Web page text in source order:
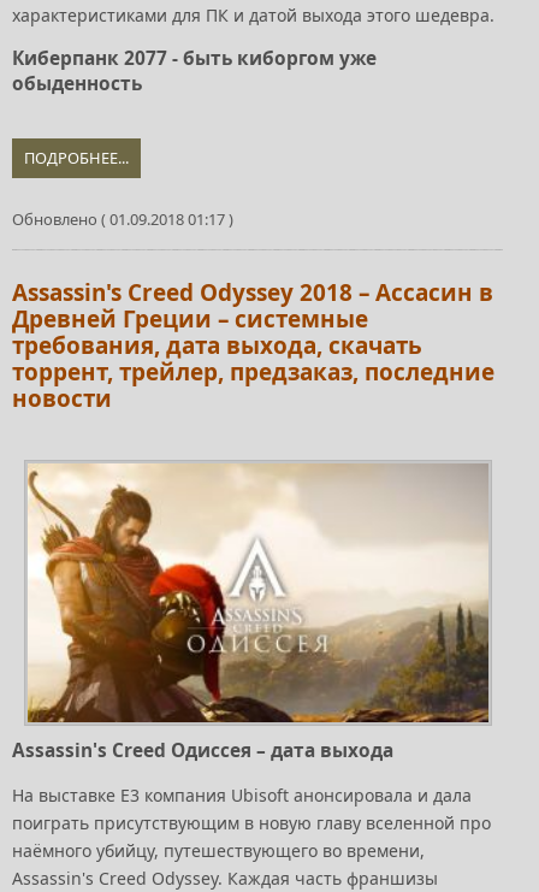
характеристиками для ПК и датой выхода этого шедевра.
Киберпанк 2077 - быть киборгом уже
обыденность
ПОДРОБНЕЕ...
Обновлено ( 01.09.2018 01:17 )
Assassin's Creed Odyssey 2018 – Ассасин в
Древней Греции – системные
требования, дата выхода, скачать
торрент, трейлер, предзаказ, последние
новости
Assassin's Creed Одиссея – дата выхода
На выставке E3 компания Ubisoft анонсировала и дала
поиграть присутствующим в новую главу вселенной про
наёмного убийцу, путешествующего во времени,
Assassin's Creed Odyssey. Каждая часть франшизы